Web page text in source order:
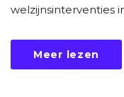
welzijnsinterventies
Meer lezen